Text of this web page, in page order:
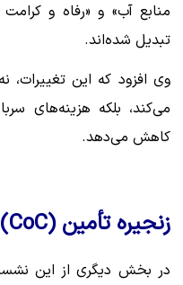
منابع آب» و «رفاه و کرامت
تبدیل شده‌اند.
وی افزود که این
می‌کند، بلکه هزینه‌های
کاهش می‌دهد.
زنجیره تأمین (CoC) و مزیت بازرسان داخلی
در بخش دیگری از این